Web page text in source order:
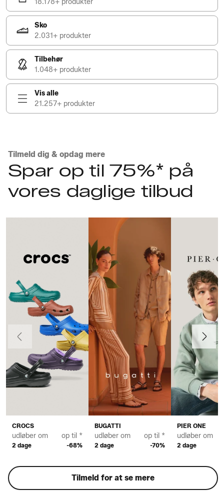
18.178+ produkter
Sko
2.031+ produkter
Tilbehør
1.048+ produkter
Vis alle
21.257+ produkter
Tilmeld dig & opdag mere
Spar op til 75%* på
vores daglige tilbud
CROCS
udløber om
2 dage
op til *
-68%
BUGATTI
udløber om
2 dage
op til *
-70%
PIER ONE
udløber om
2 dage
Forrige Næste
Tilmeld for at se mere